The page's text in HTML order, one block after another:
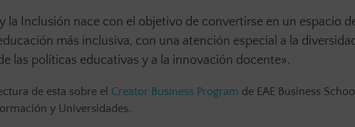
la Inclusión nace con el objetivo de convertirse en un espacio
más inclusiva, con una atención especial a la
las políticas educativas y a la innovación docente».
de esta sobre el Creator Business Program de EAE Business
y Universidades.